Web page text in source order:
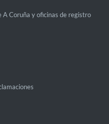
A Coruña y oficinas de registro